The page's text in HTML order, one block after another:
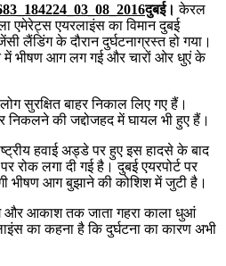
दुबई।केरल
एमेरेट्स एयरलाइंस का विमान दुबई
लैंडिंग के दौरान दुर्घटनाग्रस्त हो गया।
में भीषण आग लग गई और चारों ओर धुएं के
सुरक्षित बाहर निकाल लिए गए हैं।
निकलने की जद्दोजहद में घायल भी हुए हैं।
हवाई अड्डे पर हुए इस हादसे के बाद
रोक लगा दी गई है। दुबई एयरपोर्ट पर
भीषण आग बुझाने की कोशिश में जुटी है।
और आकाश तक जाता गहरा काला धुआं
का कहना है कि दुर्घटना का कारण अभी